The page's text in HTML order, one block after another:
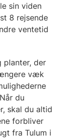
sin viden
8 rejsende
ventetid
planter, der
væk
du
skal du altid
forbliver
fra Tulum i